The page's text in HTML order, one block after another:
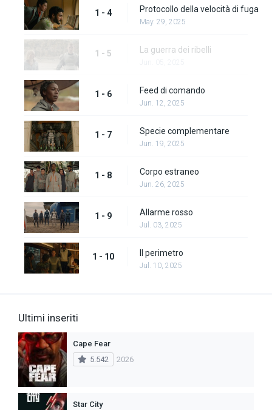
1 - 4 Protocollo della velocità di fuga
May. 29, 2025
1 - 5 La guerra dei ribelli
1 - 6 Feed di comando
Jun. 12, 2025
1 - 7 Specie complementare
Jun. 19, 2025
1 - 8 Corpo estraneo
Jun. 26, 2025
1 - 9 Allarme rosso
Jul. 03, 2025
1 - 10 Il perimetro
Jul. 10, 2025
Ultimi inseriti
Cape Fear
5.542
2026
Star City